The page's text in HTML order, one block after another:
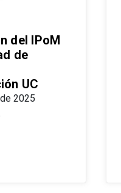
del IPoM
de
UC
2025